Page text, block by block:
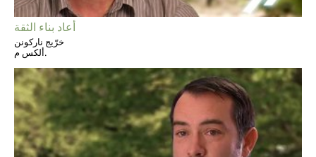
أعاد بناء الثقة
خرّيج ناركونن
ألكس م.